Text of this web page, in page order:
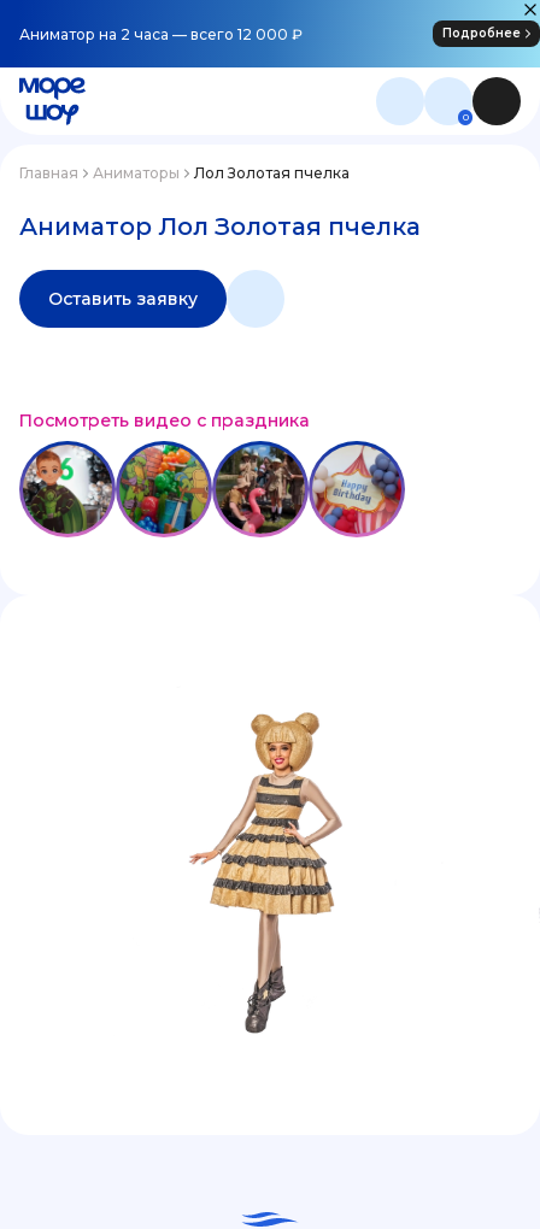
Аниматор на 2 часа — всего 12 000 ₽ Подробнее
0
Главная Аниматоры Лол Золотая пчелка
Аниматор Лол Золотая пчелка
Оставить заявку
Посмотреть видео с праздника